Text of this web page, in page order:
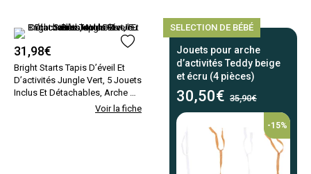
31,98€
Bright Starts Tapis D’éveil Et
D’activités Jungle Vert, 5 Jouets
Inclus Et Détachables, Arche De
Jeu Pliable Vert Bright Starts
Voir la fiche
SELECTION DE BÉBÉ
Jouets pour arche
d’activités Teddy beige
et écru (4 pièces)
30,50€ 35,90€
-15%